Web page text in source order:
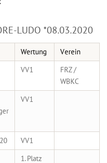
LUDO *08.03.2020
Wertung
Verein
VV1
FRZ /
WBKC
VV1
VV1
1. Platz